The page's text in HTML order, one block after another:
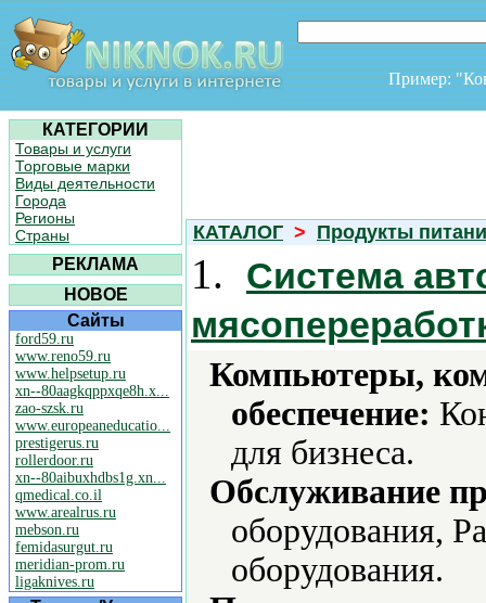
Пример:
КАТЕГОРИИ
Товары и услуги
Торговые марки
Виды деятельности
Города
Регионы
Страны
РЕКЛАМА
НОВОЕ
Сайты
ford59.ru
www.reno59.ru
www.helpsetup.ru
xn--80aagkqppxqe8h.x...
zao-szsk.ru
www.europeaneducatio...
prestigerus.ru
rollerdoor.ru
xn--80aibuxhdbs1g.xn...
qmedical.co.il
www.arealrus.ru
mebson.ru
femidasurgut.ru
meridian-prom.ru
ligaknives.ru
КАТАЛОГ > Продукты
1.
Система
Компьютеры,
обеспечение:
для бизнеса.
Обслуживание
оборудования,
оборудования.